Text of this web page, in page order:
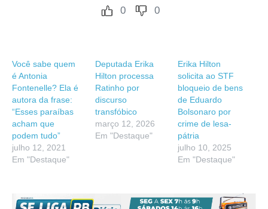
0 0
Você sabe quem
é Antonia
Fontenelle? Ela é
autora da frase:
“Esses paraíbas
acham que
podem tudo”
julho 12, 2021
Em "Destaque"
Deputada Erika
Hilton processa
Ratinho por
discurso
transfóbico
março 12, 2026
Em "Destaque"
Erika Hilton
solicita ao STF
bloqueio de bens
de Eduardo
Bolsonaro por
crime de lesa-
pátria
julho 10, 2025
Em "Destaque"